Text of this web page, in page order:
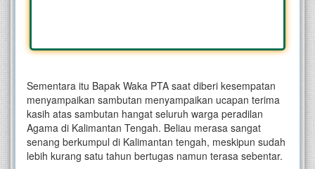
Sementara itu Bapak Waka PTA saat diberi kesempatan
menyampaikan sambutan menyampaikan ucapan terima
kasih atas sambutan hangat seluruh warga peradilan
Agama di Kalimantan Tengah. Beliau merasa sangat
senang berkumpul di Kalimantan tengah, meskipun sudah
lebih kurang satu tahun bertugas namun terasa sebentar.